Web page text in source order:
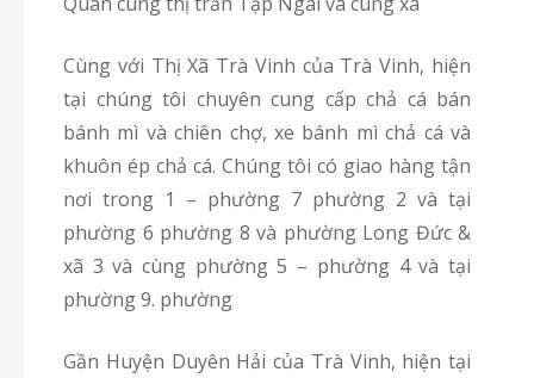
Cùng với Thị Xã Trà Vinh của Trà Vinh, hiện
tại chúng tôi chuyên cung cấp chả cá bán
bánh mì và chiên chợ, xe bánh mì chả cá và
khuôn ép chả cá. Chúng tôi có giao hàng tận
nơi trong 1 – phường 7 phường 2 và tại
phường 6 phường 8 và phường Long Đức &
xã 3 và cùng phường 5 – phường 4 và tại
phường 9. phường
Gần Huyện Duyên Hải của Trà Vinh, hiện tại